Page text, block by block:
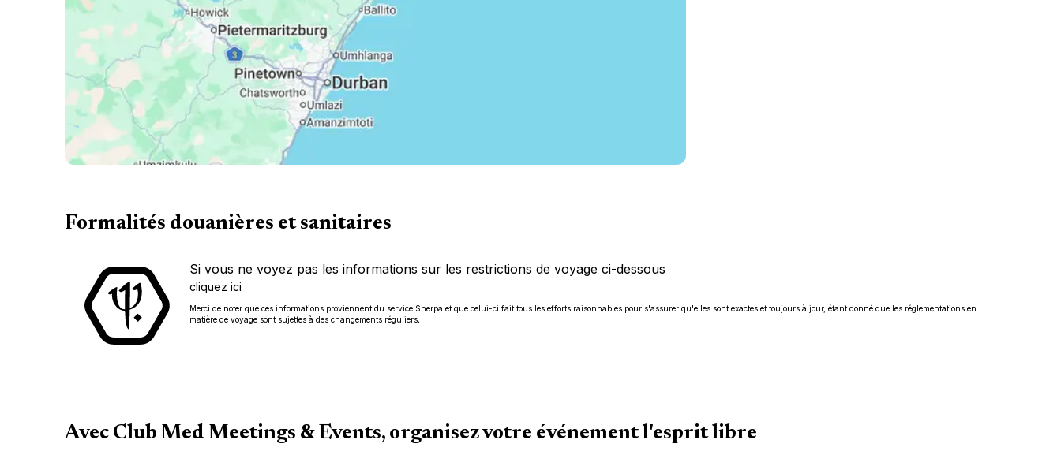
Formalités douanières et sanitaires
Si vous ne voyez pas les informations sur les restrictions de voyage ci-dessous
cliquez ici
Merci de noter que ces informations proviennent du service Sherpa et que celui-ci fait tous les efforts raisonnables pour s'assurer qu'elles sont exactes et toujours à jour, étant donné que les réglementations en
matière de voyage sont sujettes à des changements réguliers.
Avec Club Med Meetings & Events, organisez votre événement l'esprit libre